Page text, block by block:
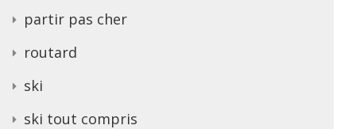
partir pas cher
routard
ski
ski tout compris